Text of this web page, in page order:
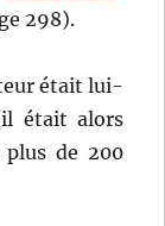
298).
était lui-
était alors
de 200